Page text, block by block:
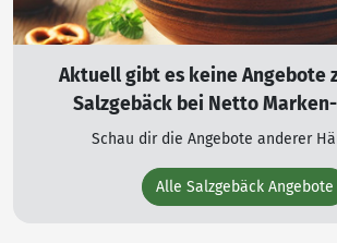
Aktuell gibt es keine Angebote
Salzgebäck bei Netto
Schau dir die Angebote anderer
Alle Salzgebäck Angebote